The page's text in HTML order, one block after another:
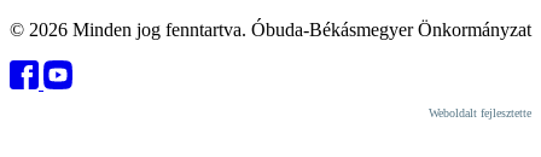
© 2026 Minden jog fenntartva. Óbuda-Békásmegyer Önkormányzat
Weboldalt fejlesztette